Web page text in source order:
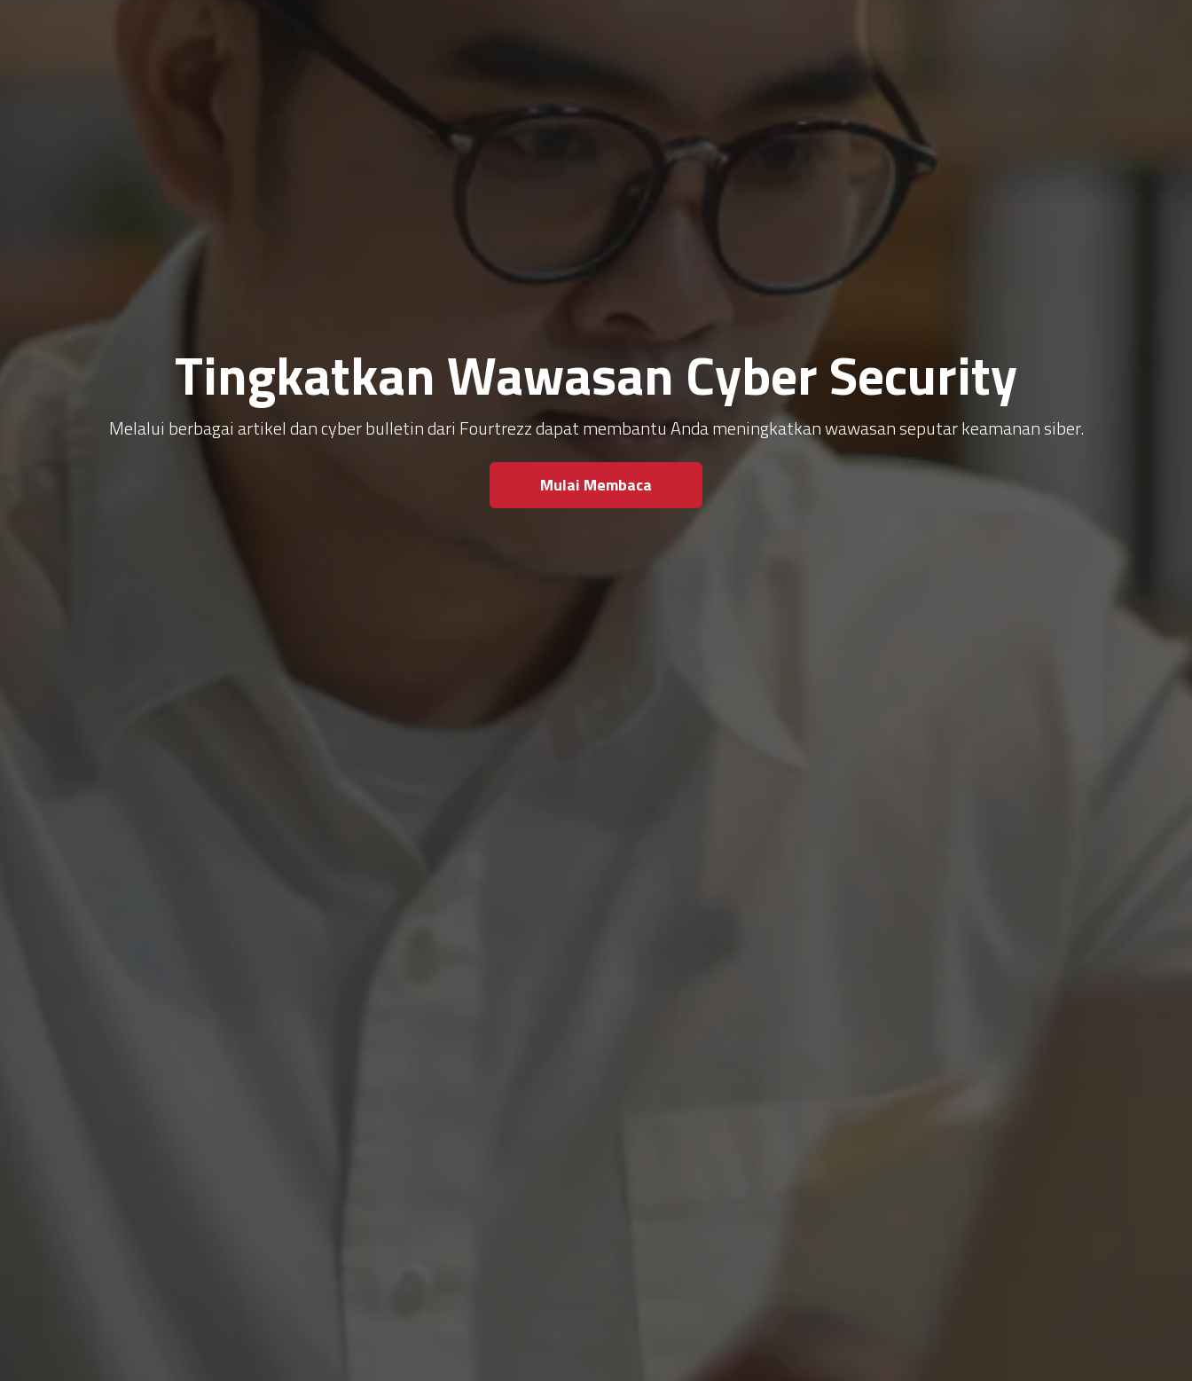
Tingkatkan Wawasan Cyber Security
Melalui berbagai artikel dan cyber bulletin dari Fourtrezz dapat membantu Anda meningkatkan wawasan seputar keamanan siber.
Mulai Membaca